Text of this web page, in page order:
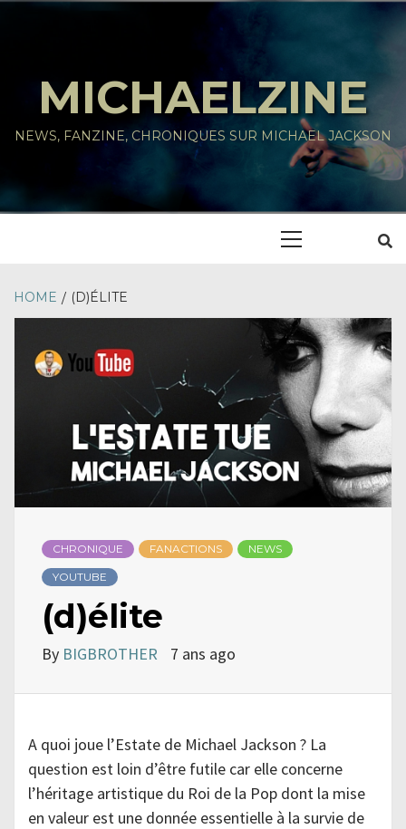
MICHAELZINE
NEWS, FANZINE, CHRONIQUES SUR MICHAEL JACKSON
HOME (D)ÉLITE
CHRONIQUE FANACTIONS NEWS
YOUTUBE
(d)élite
By BIGBROTHER 7 ans ago
A quoi joue l’Estate de Michael Jackson ? La
question est loin d’être futile car elle concerne
l’héritage artistique du Roi de la Pop dont la mise
en valeur est une donnée essentielle à la survie de